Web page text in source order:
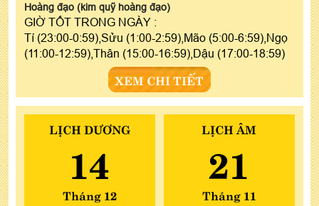
Hoàng đạo (kim quỹ hoàng đạo)
GIỜ TỐT TRONG NGÀY :
Tí (23:00-0:59),Sửu (1:00-2:59),Mão (5:00-6:59),Ngọ
(11:00-12:59),Thân (15:00-16:59),Dậu (17:00-18:59)
XEM CHI TIẾT
LỊCH DƯƠNG
14
Tháng 12
LỊCH ÂM
21
Tháng 11